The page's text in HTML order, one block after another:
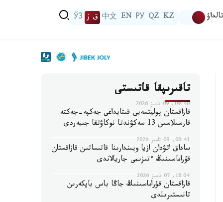
تالداۋ KZ
QZ
РУ
EN
中文 ق ز ЎЗ
تاقىرىپقا قاتىستى
09:40, 09 تامىز 2026
قازاقستان پوليتسەيى قىتايداعى جەكپە-جەكتە
قارسىلاسىن 13 سەكۋندتا نوكاۋتقا جىبەردى
08:41, 09 تامىز 2026
ساداق اتۋدان ازيا ويىندارىنا قاتىساتىن قازاقستان
قۇراماسىنىڭ ءتىزىمى جاريالاندى
18:04, 07 تامىز 2026
قازاقستان قۇراماسىنىڭ جاڭا باس باپكەرىن
تانىستىرىلدى